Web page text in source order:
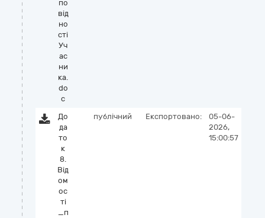
по
від
но
сті
Уч
ас
ни
ка.
do
c
До
да
то
к
8.
Вiд
ом
ос
тi
_п
публічний Експортовано:
05-06-
2026,
15:00:57